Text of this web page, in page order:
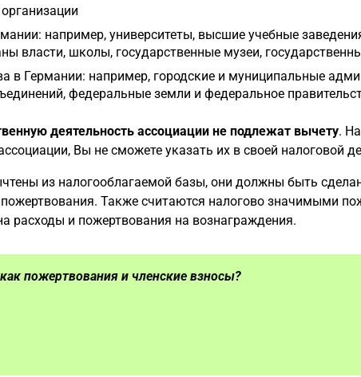
например, университеты, высшие учебные
власти, школы, государственные музеи,
в Германии: например, городские и муниципальные
федеральные земли и федеральное
деятельность ассоциации не подлежат вычету.
Вы не сможете указать их в своей налоговой
из налогооблагаемой базы, они должны быть
Также считаются налогово значимыми
расходы и пожертвования на вознаграждения.
пожертвования и членские взносы?